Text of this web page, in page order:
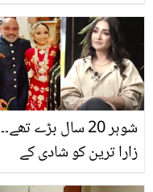
خاطر قانون سے لڑ گئی؟
شوہر 20 سال بڑے تھے۔۔
زارا ترین کو شادی کے